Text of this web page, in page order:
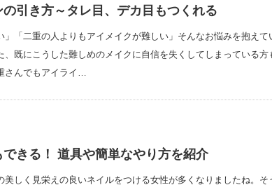
引き方～タレ目、デカ目もつくれる
」「二重の人よりもアイメイクが難しい」そんなお悩みを抱えて
、既にこうした難しめのメイクに自信を失くしてしまっている方
さんでもアイライ…
きる！ 道具や簡単なやり方を紹介
美しく見栄えの良いネイルをつける女性が多くなりましたね。そ